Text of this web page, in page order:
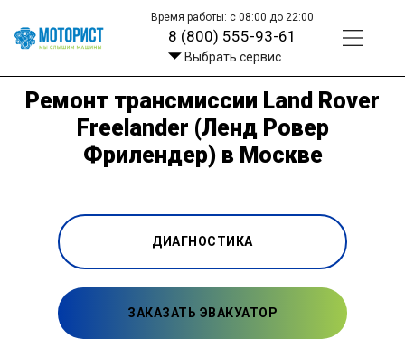
Время работы: с 08:00 до 22:00
8 (800) 555-93-61
Выбрать сервис
Ремонт трансмиссии Land Rover
Freelander (Ленд Ровер
Фрилендер) в Москве
ДИАГНОСТИКА
ЗАКАЗАТЬ ЭВАКУАТОР